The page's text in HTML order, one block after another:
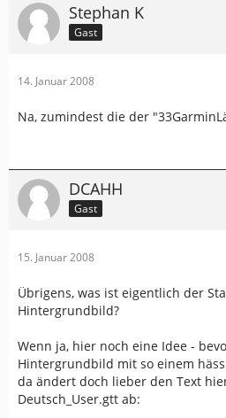
Stephan K
Gast
14. Januar 2008
Na, zumindest die der
DCAHH
Gast
15. Januar 2008
Übrigens, was ist eigentlich der
Hintergrundbild?
Wenn ja, hier noch eine Idee -
Hintergrundbild mit so einem
da ändert doch lieber den Text
Deutsch_User.gtt ab: